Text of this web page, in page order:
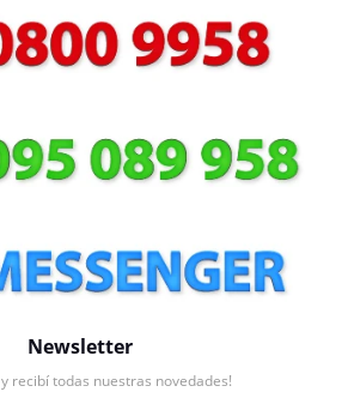
Newsletter
y recibí todas nuestras novedades!